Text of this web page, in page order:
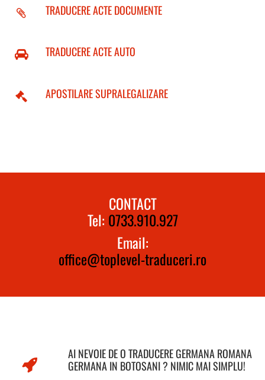
TRADUCERE ACTE DOCUMENTE
TRADUCERE ACTE AUTO
APOSTILARE SUPRALEGALIZARE
CONTACT
Tel: 0733.910.927
Email:
office@toplevel-traduceri.ro
AI NEVOIE DE O TRADUCERE GERMANA ROMANA
GERMANA IN BOTOSANI ? NIMIC MAI SIMPLU!